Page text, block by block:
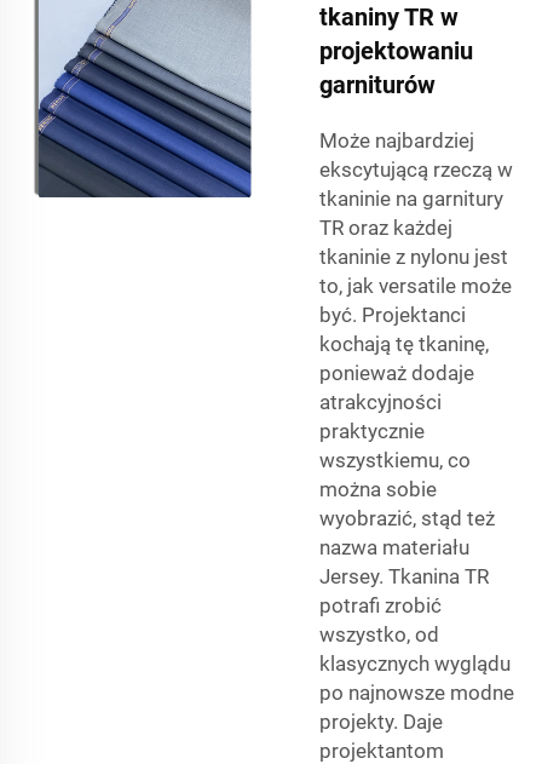
tkaniny TR w
projektowaniu
garniturów
Może najbardziej
ekscytującą rzeczą w
tkaninie na garnitury
TR oraz każdej
tkaninie z nylonu jest
to, jak versatile może
być. Projektanci
kochają tę tkaninę,
ponieważ dodaje
atrakcyjności
praktycznie
wszystkiemu, co
można sobie
wyobrazić, stąd też
nazwa materiału
Jersey. Tkanina TR
potrafi zrobić
wszystko, od
klasycznych wyglądu
po najnowsze modne
projekty. Daje
projektantom